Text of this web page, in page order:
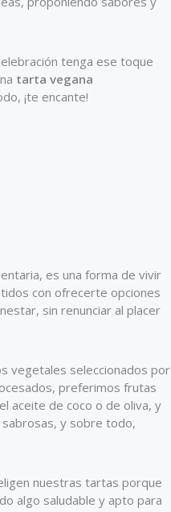
tenga ese toque
tarta vegana
¡te encante!
es una forma de vivir
con ofrecerte opciones
sin renunciar al placer
vegetales seleccionados por
preferimos frutas
aceite de coco o de oliva, y
y sobre todo,
nuestras tartas porque
algo saludable y apto para